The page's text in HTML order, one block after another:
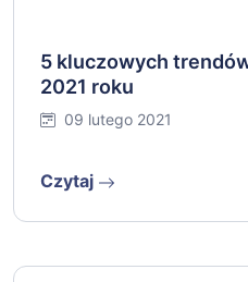
5 kluczowych
2021 roku
09 lutego 2021
Czytaj